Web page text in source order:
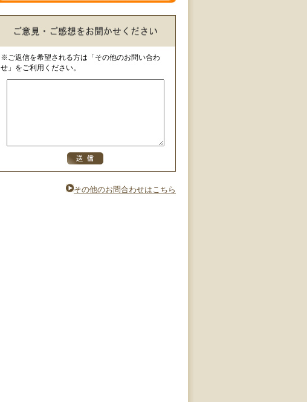
※ご返信を希望される方は「その他のお問い合わ
せ」をご利用ください。
その他のお問合わせはこちら